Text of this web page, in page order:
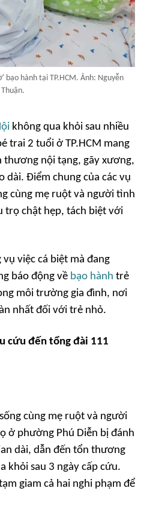
bạo hành tại TP.HCM. Ảnh: Nguyễn
Thuận.
không qua khỏi sau nhiều
trai 2 tuổi ở TP.HCM mang
nội tạng, gãy xương,
dài. Điểm chung của các vụ
cùng mẹ ruột và người tình
trọ chật hẹp, tách biệt với
việc cá biệt mà đang
báo động về bạo hành trẻ
môi trường gia đình, nơi
nhất đối với trẻ nhỏ.
cứu đến tổng đài 111
cùng mẹ ruột và người
ở phường Phú Diễn bị đánh
dài, dẫn đến tổn thương
khỏi sau 3 ngày cấp cứu.
giam cả hai nghi phạm để